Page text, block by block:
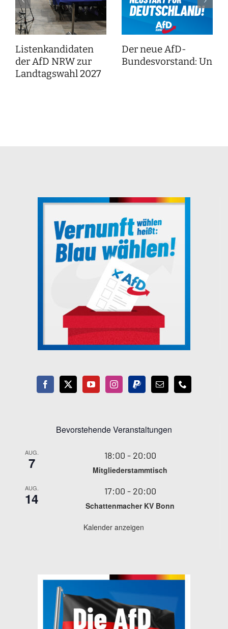
Listenkandidaten
der AfD NRW zur
Landtagswahl 2027
Der neue AfD-
Bundesvorstand:
Bevorstehende Veranstaltungen
AUG.
7 18:00 - 20:00
Mitgliederstammtisch
AUG.
14 17:00 - 20:00
Schattenmacher KV Bonn
Kalender anzeigen